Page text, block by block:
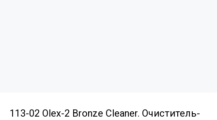
113-02 Olex-2 Bronze Cleaner. Очиститель-